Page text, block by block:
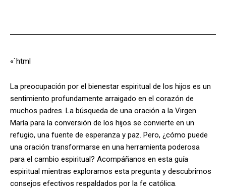
«`html
La preocupación por el bienestar espiritual de los hijos es un
sentimiento profundamente arraigado en el corazón de
muchos padres. La búsqueda de una oración a la Virgen
María para la conversión de los hijos se convierte en un
refugio, una fuente de esperanza y paz. Pero, ¿cómo puede
una oración transformarse en una herramienta poderosa
para el cambio espiritual? Acompáñanos en esta guía
espiritual mientras exploramos esta pregunta y descubrimos
consejos efectivos respaldados por la fe católica.